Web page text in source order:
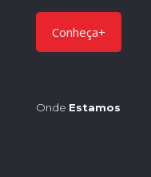
Conheça+
Onde Estamos